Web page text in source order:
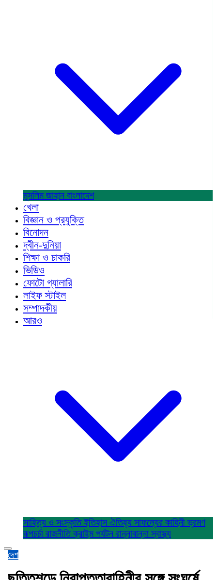
মুসলিম জাহান বাংলাদেশ
খেলা
বিজ্ঞান ও প্রযুক্তি
বিনোদন
দ্বীন-দুনিয়া
শিক্ষা ও চাকরি
ভিডিও
ফোটো গ্যালারি
লাইফ স্টাইল
সম্পাদকীয়
আরও
সাহিত্য ও সংস্কৃতিইতিহাস ঐতিহ্য সাফল্যের কাহিনীভ্রমণ
রূপচর্চা রাজনীতিক্রাইম পর্যটন রান্নাবান্নাস্বাস্থ্য
দেশ